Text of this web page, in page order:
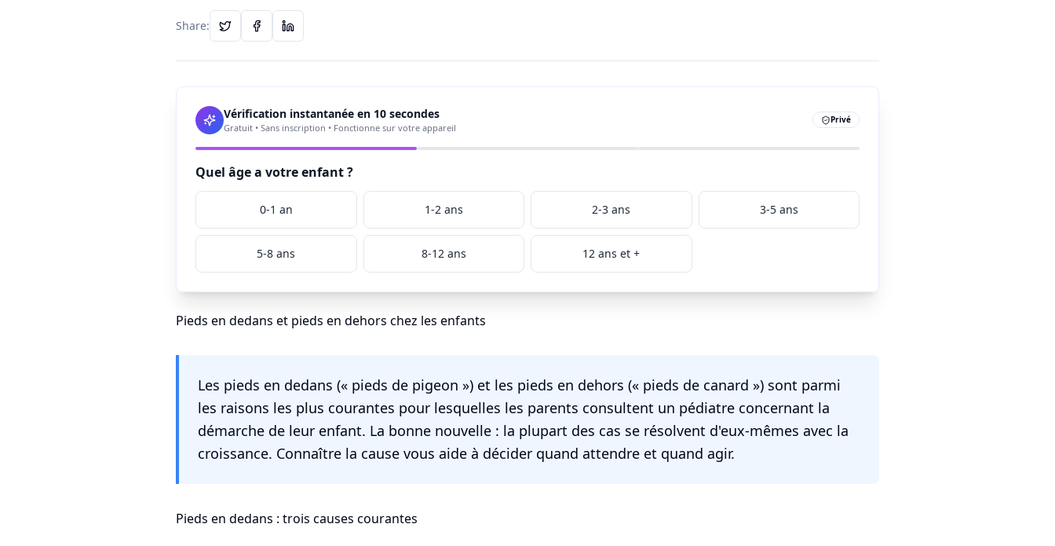
Share:
Vérification instantanée en 10 secondes
Gratuit • Sans inscription • Fonctionne sur votre appareil
Privé
Quel âge a votre enfant ?
0-1 an 1-2 ans 2-3 ans 3-5 ans
5-8 ans 8-12 ans 12 ans et +
Pieds en dedans et pieds en dehors chez les enfants
Les pieds en dedans (« pieds de pigeon ») et les pieds en dehors (« pieds de canard ») sont parmi
les raisons les plus courantes pour lesquelles les parents consultent un pédiatre concernant la
démarche de leur enfant. La bonne nouvelle : la plupart des cas se résolvent d'eux-mêmes avec la
croissance. Connaître la cause vous aide à décider quand attendre et quand agir.
Pieds en dedans : trois causes courantes